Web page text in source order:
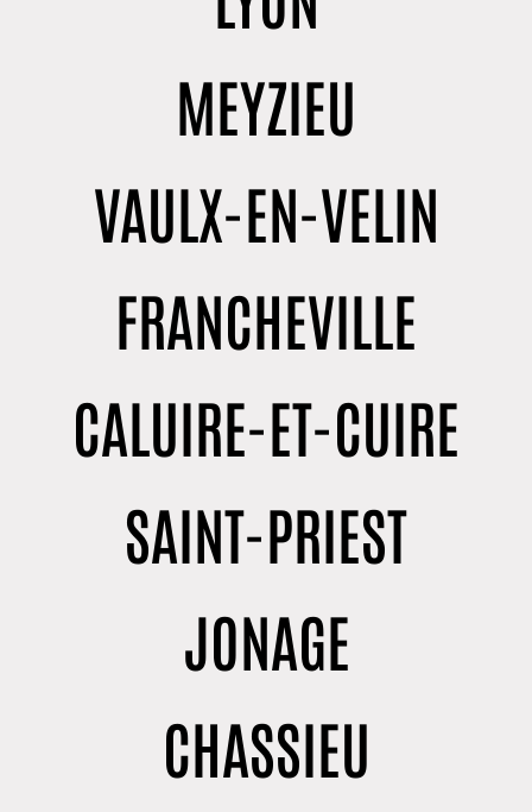
MEYZIEU
VAULX-EN-VELIN
FRANCHEVILLE
CALUIRE-ET-CUIRE
SAINT-PRIEST
JONAGE
CHASSIEU